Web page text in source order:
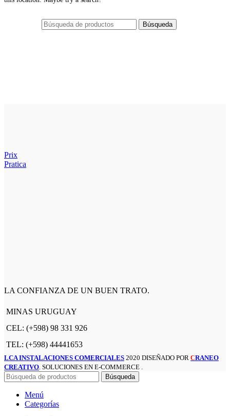
Búsqueda
Prix
Pratica
LA CONFIANZA DE UN BUEN TRATO.
MINAS URUGUAY
CEL: (+598) 98 331 926
TEL: (+598) 44441653
LCA INSTALACIONES COMERCIALES 2020 DISEÑADO POR CRANEO
CREATIVO . SOLUCIONES EN E-COMMERCE .
Búsqueda
Menú
Categorías